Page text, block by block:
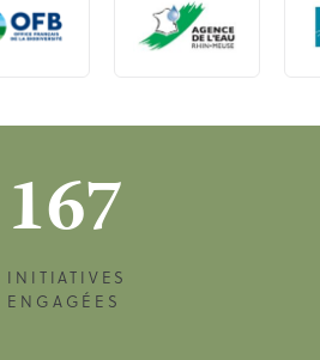
167
INITIATIVES
ENGAGÉES